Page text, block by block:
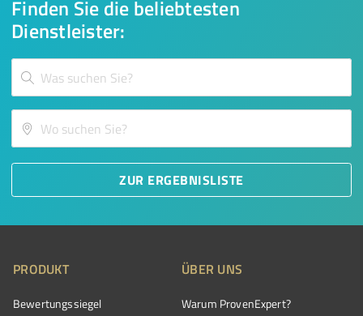
Finden Sie die beliebtesten
Dienstleister:
ZUR ERGEBNISLISTE
PRODUKT
Bewertungssiegel
ÜBER UNS
Warum ProvenExpert?